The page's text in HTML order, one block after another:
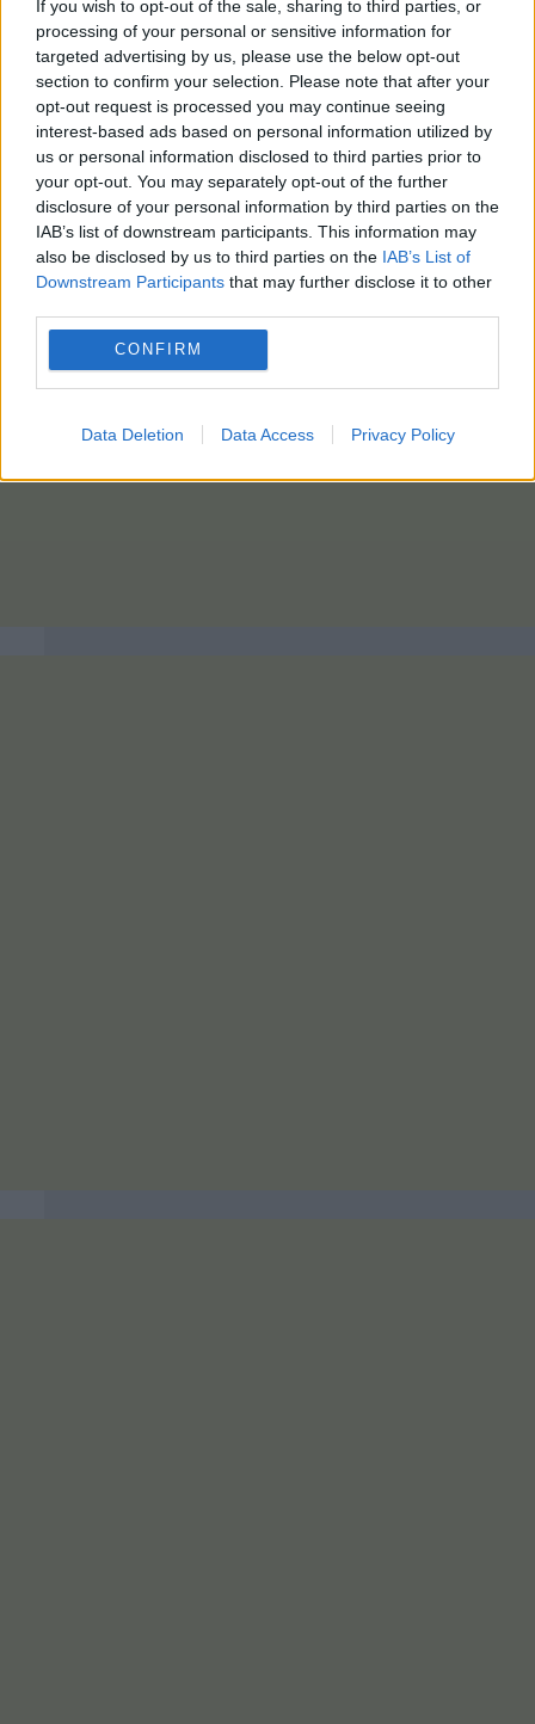
If you wish to opt-out of the sale, sharing to third parties, or
processing of your personal or sensitive information for
targeted advertising by us, please use the below opt-out
section to confirm your selection. Please note that after your
opt-out request is processed you may continue seeing
interest-based ads based on personal information utilized by
us or personal information disclosed to third parties prior to
your opt-out. You may separately opt-out of the further
disclosure of your personal information by third parties on the
IAB’s list of downstream participants. This information may
also be disclosed by us to third parties on the IAB’s List of
Downstream Participants that may further disclose it to other
CONFIRM
Data Deletion Data Access Privacy Policy